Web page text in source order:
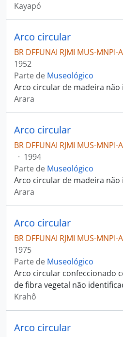
Kayapó
Arco circular
BR DFFUNAI RJMI MUS-MNPI-
1952
Parte de Museológico
Arco circular de madeira não
Arara
Arco circular
BR DFFUNAI RJMI MUS-MNPI-
· 1994
Parte de Museológico
Arco circular de madeira não
Arara
Arco circular
BR DFFUNAI RJMI MUS-MNPI-
1975
Parte de Museológico
Arco circular confeccionado
de fibra vegetal não
Krahô
Arco circular